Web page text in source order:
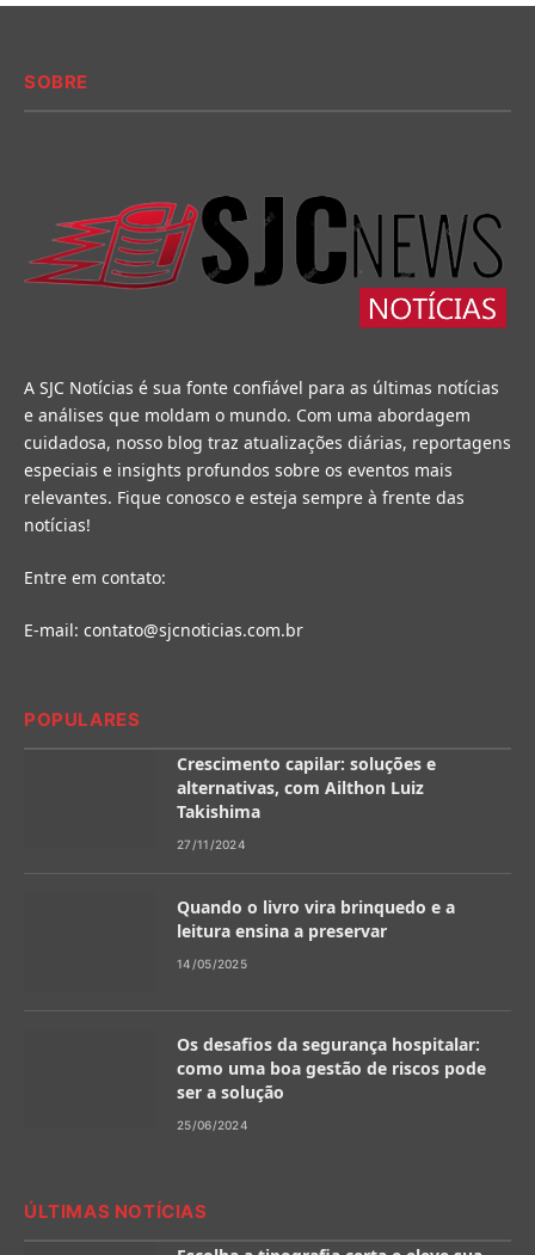
SOBRE
A SJC Notícias é sua fonte confiável para as últimas notícias
e análises que moldam o mundo. Com uma abordagem
cuidadosa, nosso blog traz atualizações diárias, reportagens
especiais e insights profundos sobre os eventos mais
relevantes. Fique conosco e esteja sempre à frente das
notícias!
Entre em contato:
E-mail: contato@sjcnoticias.com.br
POPULARES
Crescimento capilar: soluções e
alternativas, com Ailthon Luiz
Takishima
27/11/2024
Quando o livro vira brinquedo e a
leitura ensina a preservar
14/05/2025
Os desafios da segurança hospitalar:
como uma boa gestão de riscos pode
ser a solução
25/06/2024
ÚLTIMAS NOTÍCIAS